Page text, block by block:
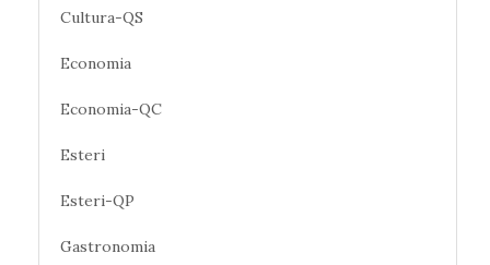
Cultura-QS
Economia
Economia-QC
Esteri
Esteri-QP
Gastronomia